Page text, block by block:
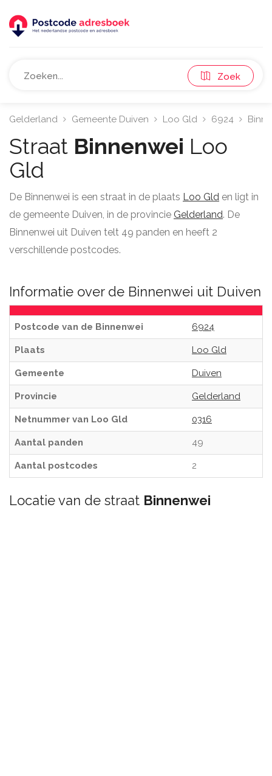
Zoek
Gelderland Gemeente Duiven Loo Gld 6924
Straat Binnenwei Loo
Gld
De Binnenwei is een straat in de plaats Loo Gld en ligt in
de gemeente Duiven, in de provincie Gelderland. De
Binnenwei uit Duiven telt 49 panden en heeft 2
verschillende postcodes.
Informatie over de Binnenwei uit Duiven
Postcode van de Binnenwei 6924
Plaats Loo Gld
Gemeente Duiven
Provincie Gelderland
Netnummer van Loo Gld 0316
Aantal panden 49
Aantal postcodes 2
Locatie van de straat Binnenwei